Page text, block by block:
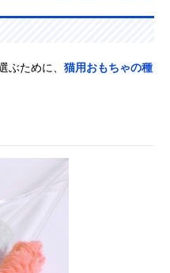
ぶために、 猫用おもちゃの種